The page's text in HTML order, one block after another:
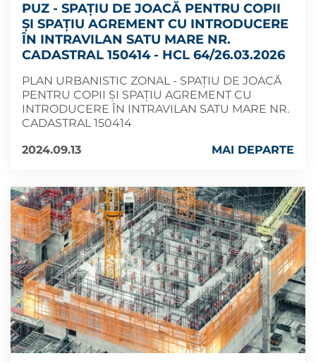
PUZ - SPAȚIU DE JOACĂ PENTRU COPII
ȘI SPAȚIU AGREMENT CU INTRODUCERE
ÎN INTRAVILAN SATU MARE NR.
CADASTRAL 150414 - HCL 64/26.03.2026
PLAN URBANISTIC ZONAL - SPAȚIU DE JOACĂ
PENTRU COPII ȘI SPAȚIU AGREMENT CU
INTRODUCERE ÎN INTRAVILAN SATU MARE NR.
CADASTRAL 150414
2024.09.13
MAI DEPARTE